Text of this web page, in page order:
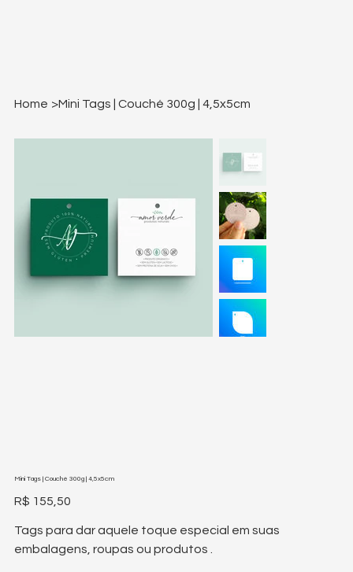
Home >Mini Tags | Couché 300g | 4,5x5cm
Mini Tags | Couché 300g | 4,5x5cm
Preço
R$ 155,50
Tags para dar aquele toque especial em suas
embalagens, roupas ou produtos .